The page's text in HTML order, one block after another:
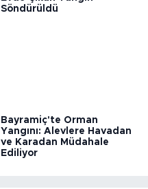
Söndürüldü
Bayramiç'te Orman
Yangını: Alevlere Havadan
ve Karadan Müdahale
Ediliyor